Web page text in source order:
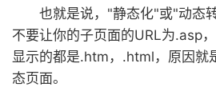
也就是说，"静态化"或"动态
不要让你的子页面的URL为.asp
显示的都是.htm，.html，原因就
态页面。